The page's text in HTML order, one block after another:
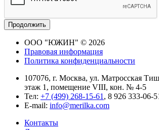
Продолжить
ООО "ЮЖИН" © 2026
Правовая информация
Политика конфиденциальности
107076, г. Москва, ул. Матросская
этаж 1, помещение VIII, кон. № 4-5
Тел: +7 (499) 268-15-61 , 8 926 333-06-
E-mail: info@merilka.com
Контакты